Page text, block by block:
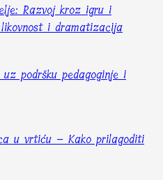
Razvoj kroz igru i
i dramatizacija
podršku pedagoginje i
u vrtiću – Kako prilagoditi